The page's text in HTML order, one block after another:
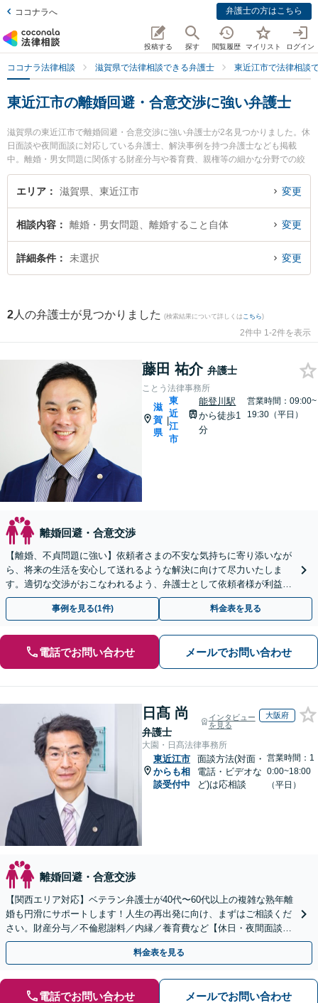
ココナラへ 弁護士の方はこちら
投稿する 探す 閲覧履歴 マイリスト ログイン
ココナラ法律相談 滋賀県で法律相談できる弁護士 東近江市で法律相談
東近江市の離婚回避・合意交渉に強い弁護士
滋賀県の東近江市で離婚回避・合意交渉に強い弁護士が2名見つかりました。休
日面談や夜間面談に対応している弁護士、解決事例を持つ弁護士なども掲載
中。離婚・男女問題に関係する財産分与や養育費、親権等の細かな分野での絞
り込み検索もでき便利です。特にことう法律事務所の藤田 祐介弁護士や八日市
法律事務所の湯浅 浩明弁護士のプロフィール情報や弁護士費用、強みなどが注
目されています。『東近江市で土日や夜間に発生した離婚回避・合意交渉のト
の実績豊富な近くの弁護士を検索したい』『初回相談無料で離婚回避・合意交
渉を法律相談できる東近江市内の弁護士に相談予約したい』などでお困りの相
談者さんにおすすめです。
エリア 滋賀県、東近江市 変更
相談内容 離婚・男女問題、離婚すること自体 変更
詳細条件 未選択 変更
2 人の弁護士が見つかりました (検索結果について詳しくは こちら)
2件中 1-2件を表示
藤田 祐介 弁護士
ことう法律事務所
滋
賀
県
|
東
近
江
市
能登川駅
から徒歩1
分
営業時間：09:00~
19:30（平日）
離婚回避・合意交渉
【離婚、不貞問題に強い】依頼者さまの不安な気持ちに寄り添いなが
ら、将来の生活を安心して送れるような解決に向けて尽力いたしま
す。適切な交渉がおこなわれるよう、弁護士として依頼者様が利益を
最大限得ることができるようサポート【子連れ相談OK】
事例を見る(1件) 料金表を見る
電話でお問い合わせ メールでお問い合わせ
日髙 尚
弁護士
インタビュー
を見る
大阪府
大園・日髙法律事務所
東近江市
からも相
談受付中
面談方法(対面・
電話・ビデオな
ど)は応相談
営業時間：1
0:00~18:00
（平日）
離婚回避・合意交渉
【関西エリア対応】ベテラン弁護士が40代〜60代以上の複雑な熟年離
婚も円滑にサポートします！人生の再出発に向け、まずはご相談くだ
さい。財産分与／不倫慰謝料／内縁／養育費など【休日・夜間面談
可】人生経験も豊富な弁護士があなたの力になります！
料金表を見る
電話でお問い合わせ メールでお問い合わせ